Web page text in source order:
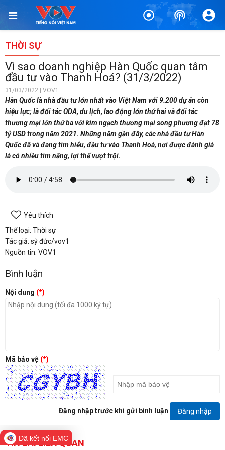
THỜI SỰ
Vì sao doanh nghiệp Hàn Quốc quan tâm
đầu tư vào Thanh Hoá? (31/3/2022)
31/03/2022 | VOV1
Hàn Quốc là nhà đầu tư lớn nhất vào Việt Nam với 9.200 dự án còn
hiệu lực; là đối tác ODA, du lịch, lao động lớn thứ hai và đối tác
thương mại lớn thứ ba với kim ngạch thương mại song phương đạt 78
tỷ USD trong năm 2021. Những năm gần đây, các nhà đầu tư Hàn
Quốc đã và đang tìm hiểu, đầu tư vào Thanh Hoá, nơi được đánh giá
là có nhiều tìm năng, lợi thế vượt trội.
Yêu thích
Thể loại: Thời sự
Tác giả: sỹ đức/vov1
Nguồn tin: VOV1
Bình luận
Nội dung (*)
Mã bảo vệ (*)
Đăng nhập trước khi gửi bình luận Đăng nhập
TIN BÀI LIÊN QUAN
Đã kết nối EMC